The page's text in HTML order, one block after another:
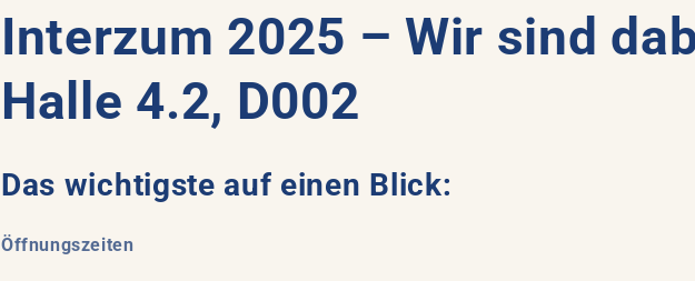
Interzum 2025 – Wir sind
Halle 4.2, D002
Das wichtigste auf einen Blick:
Öffnungszeiten